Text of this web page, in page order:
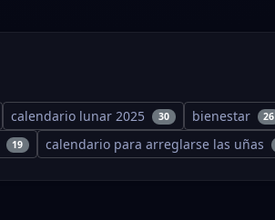
calendario lunar 2025 30 bienestar 26
19 calendario para arreglarse las uñas